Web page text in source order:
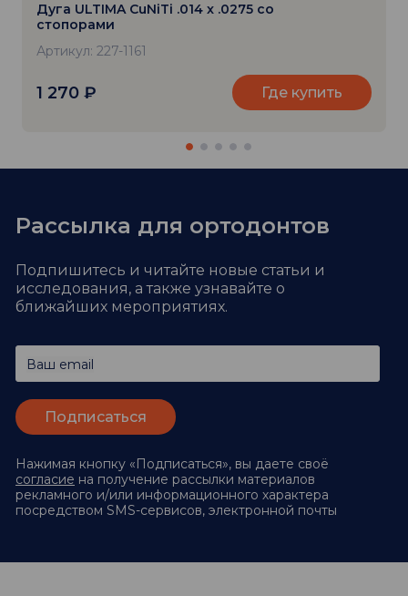
Дуга ULTIMA CuNiTi .014 x .0275 со
стопорами
Артикул: 227-1161
1 270 ₽ Где купить
Рассылка для ортодонтов
Подпишитесь и читайте новые статьи и
исследования, а также узнавайте о
ближайших мероприятиях.
Ваш email
Нажимая кнопку «Подписаться», вы даете своё
согласие на получение рассылки материалов
рекламного и/или информационного характера
посредством SMS-сервисов, электронной почты